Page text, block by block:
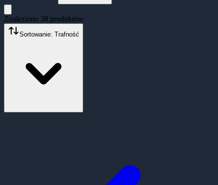
Znaleziono 38 produktów
Sortowanie: Trafność